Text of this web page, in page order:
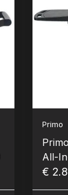
Primo
All-
€